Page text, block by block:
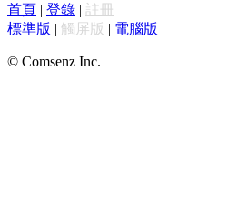
首頁 | 登錄 | 註冊
標準版 | 觸屏版 | 電腦版 |
© Comsenz Inc.